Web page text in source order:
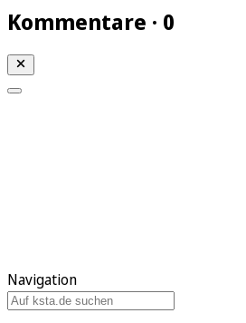
Kommentare · 0
Navigation